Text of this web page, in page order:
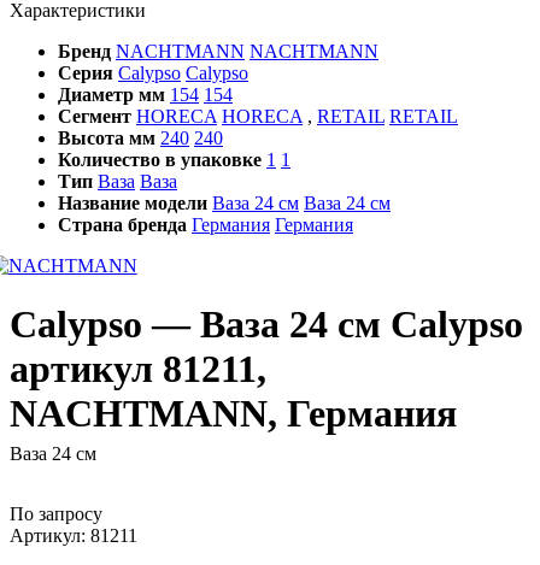
Характеристики
Бренд NACHTMANN NACHTMANN
Серия Calypso Calypso
Диаметр мм 154 154
Сегмент HORECA HORECA , RETAIL RETAIL
Высота мм 240 240
Количество в упаковке 1 1
Тип Ваза Ваза
Название модели Ваза 24 см Ваза 24 см
Страна бренда Германия Германия
Calypso — Ваза 24 см Calypso
артикул 81211,
NACHTMANN, Германия
Ваза 24 см
По запросу
Артикул: 81211